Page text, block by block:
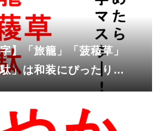
】「旅籠」「菠薐草」
」は和装にぴったりの